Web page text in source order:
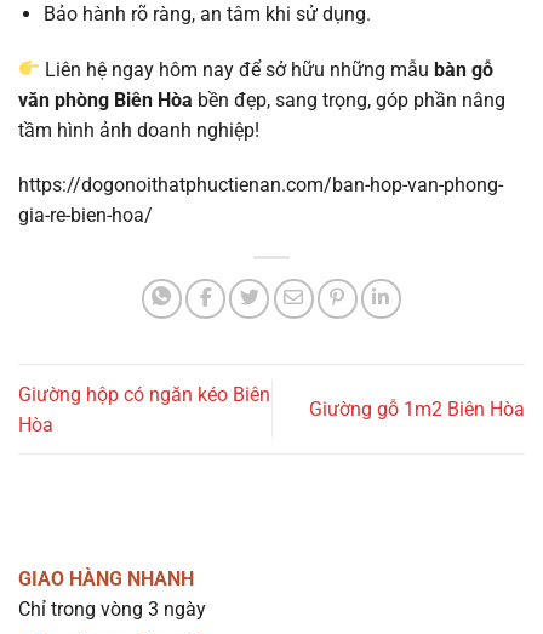
Bảo hành rõ ràng, an tâm khi sử dụng.
Liên hệ ngay hôm nay để sở hữu những mẫu bàn gỗ
văn phòng Biên Hòa bền đẹp, sang trọng, góp phần nâng
tầm hình ảnh doanh nghiệp!
https://dogonoithatphuctienan.com/ban-hop-van-phong-
gia-re-bien-hoa/
Giường hộp có ngăn kéo Biên
Hòa
Giường gỗ 1m2 Biên Hòa
GIAO HÀNG NHANH
Chỉ trong vòng 3 ngày